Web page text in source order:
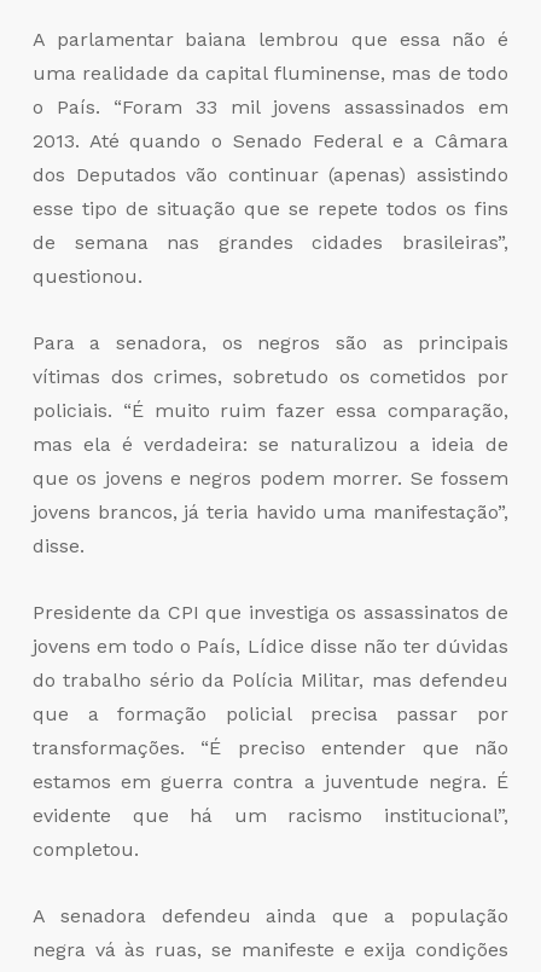
A parlamentar baiana lembrou que essa não é
uma realidade da capital fluminense, mas de todo
o País. “Foram 33 mil jovens assassinados em
2013. Até quando o Senado Federal e a Câmara
dos Deputados vão continuar (apenas) assistindo
esse tipo de situação que se repete todos os fins
de semana nas grandes cidades brasileiras”,
questionou.
Para a senadora, os negros são as principais
vítimas dos crimes, sobretudo os cometidos por
policiais. “É muito ruim fazer essa comparação,
mas ela é verdadeira: se naturalizou a ideia de
que os jovens e negros podem morrer. Se fossem
jovens brancos, já teria havido uma manifestação”,
disse.
Presidente da CPI que investiga os assassinatos de
jovens em todo o País, Lídice disse não ter dúvidas
do trabalho sério da Polícia Militar, mas defendeu
que a formação policial precisa passar por
transformações. “É preciso entender que não
estamos em guerra contra a juventude negra. É
evidente que há um racismo institucional”,
completou.
A senadora defendeu ainda que a população
negra vá às ruas, se manifeste e exija condições